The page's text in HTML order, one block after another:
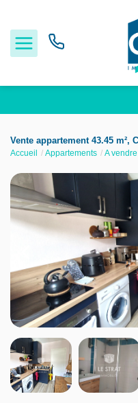
Acheter
Louer
Estimer
Nos services
Nos agences
Nous contacter
Nous rejoindre
Vente appartement 43.45 m²,
Accueil Appartements A vendre